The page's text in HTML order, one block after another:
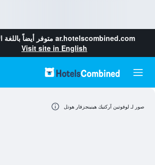
ar.hotelscombined.com متوفر أيضاً باللغة
Visit site in English
صور لـ لوفوتين آركتيك هينينجزفار هوتل